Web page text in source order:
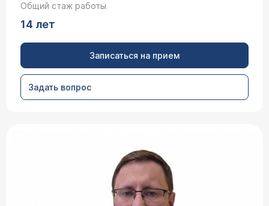
Общий стаж работы
14 лет
Записаться на прием
Задать вопрос